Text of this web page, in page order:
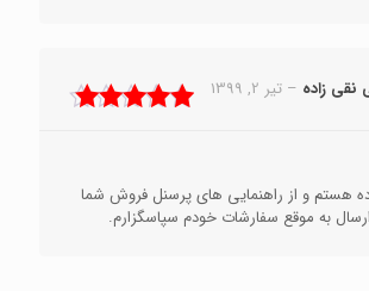
نقی زاده – تیر 2, 1399
هستم و از راهنمایی های پرسنل فروش شما
به موقع سفارشات خودم سپاسگزارم.